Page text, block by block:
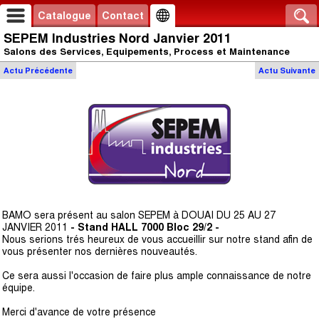
Catalogue Contact
SEPEM Industries Nord Janvier 2011
Salons des Services, Equipements, Process et Maintenance
Actu Suivante
Actu Précédente
BAMO sera présent au salon SEPEM à DOUAI DU 25 AU 27
JANVIER 2011 - Stand HALL 7000 Bloc 29/2 -
Nous serions trés heureux de vous accueillir sur notre stand afin de
vous présenter nos dernières nouveautés.
Ce sera aussi l'occasion de faire plus ample connaissance de notre
équipe.
Merci d'avance de votre présence